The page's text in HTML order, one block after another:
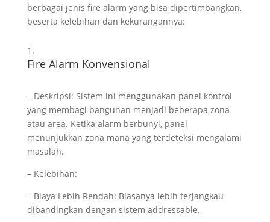
berbagai jenis fire alarm yang bisa dipertimbangkan,
beserta kelebihan dan kekurangannya:
Fire Alarm Konvensional
– Deskripsi: Sistem ini menggunakan panel kontrol
yang membagi bangunan menjadi beberapa zona
atau area. Ketika alarm berbunyi, panel
menunjukkan zona mana yang terdeteksi mengalami
masalah.
– Kelebihan:
– Biaya Lebih Rendah: Biasanya lebih terjangkau
dibandingkan dengan sistem addressable.